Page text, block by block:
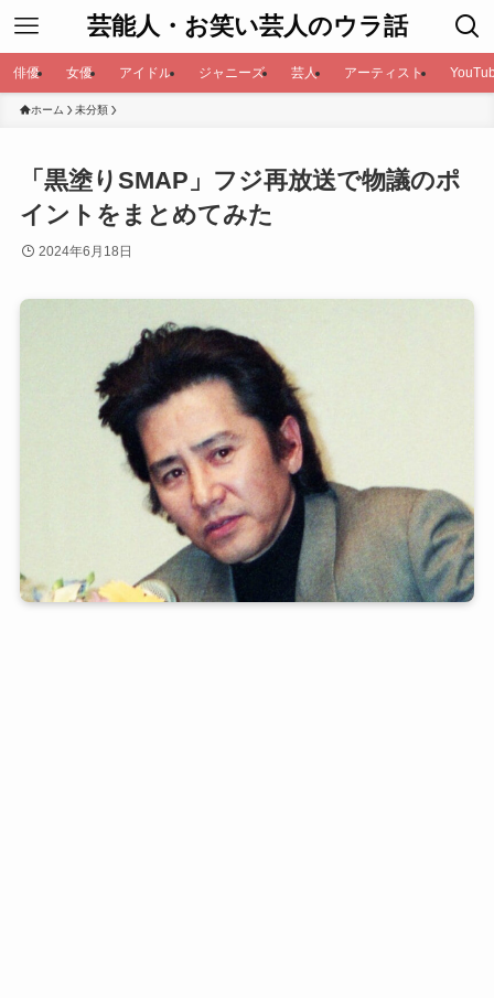
芸能人・お笑い芸人のウラ話
俳優 女優 アイドル ジャニーズ 芸人 アーティスト
ホーム 未分類
「黒塗りSMAP」フジ再放送で物議のポ
イントをまとめてみた
2024年6月18日